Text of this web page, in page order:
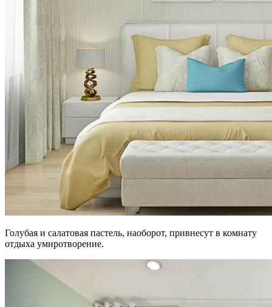
Голубая и салатовая пастель, наоборот, привнесут в комнату
отдыха умиротворение.